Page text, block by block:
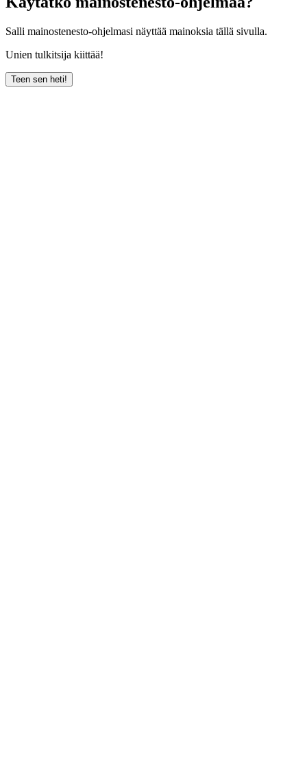
Salli mainostenesto-ohjelmasi näyttää mainoksia tällä sivulla.
Unien tulkitsija kiittää!
Teen sen heti!